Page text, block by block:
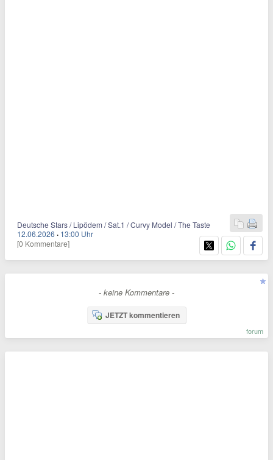
Deutsche Stars / Lipödem / Sat.1 / Curvy Model / The Taste
12.06.2026 · 13:00 Uhr
[0 Kommentare]
- keine Kommentare -
JETZT kommentieren
forum